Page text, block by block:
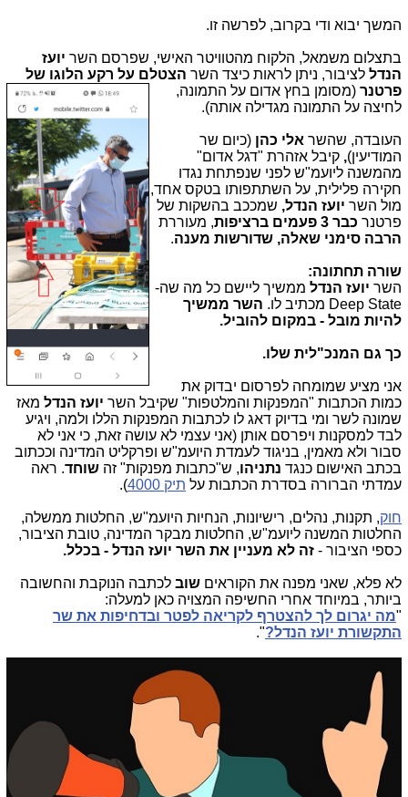
המשך יבוא ודי בקרוב, לפרשה זו.
בתצלום משמאל, הלקוח מהטוויטר האישי, שפרסם השר יועז
הנדל לציבור, ניתן לראות כיצד השר הצטלם על רקע הלוגו של
פרטנר (מסומן בחץ אדום על התמונה,
לחיצה על התמונה מגדילה אותה).
העובדה, שהשר אלי כהן (כיום שר
המודיעין), קיבל אזהרת "דגל אדום"
מהמשנה ליועמ"ש לפני שנפתחת נגדו
חקירה פלילית, על השתתפותו בטקס אחד,
מול השר יועז הנדל, שמככב בהשקות של
פרטנר כבר 3 פעמים ברציפות
, מעוררת
הרבה סימני שאלה, שדורשות מענה.
שורה תחתונה:
השר יועז הנדל ממשיך ליישם כל מה שה-
Deep State מכתיב לו.
השר ממשיך
להיות מובל - במקום להוביל.
כך גם המנכ"לית שלו.
אני מציע שמומחה לפרסום יבדוק את
כמות הכתבות "המפנקות והמלטפות" שקיבל השר יועז הנדל מאז
שמונה לשר ומי בדיוק דאג לו לכתבות המפנקות הללו ולמה, ויגיע
לבד למסקנות ויפרסם אותן (אני עצמי לא עושה זאת, כי אני לא
סבור ולא מאמין, בניגוד לעמדת היועמ"ש ופרקליט המדינה וככתוב
בכתב האישום כנגד נתניהו, ש"כתבות מפנקות" זה שוחד. ראה
עמדתי הברורה בסדרת הכתבות על תיק 4000 ).
חוק, תקנות, נהלים, רישיונות, הנחיות היועמ"ש, החלטות ממשלה,
החלטות המשנה ליועמ"ש, החלטות מבקר המדינה, טובת הציבור,
כספי הציבור - זה לא מעניין את השר יועז הנדל - בכלל.
לא פלא, שאני מפנה את הקוראים שוב לכתבה הנוקבת והחשובה
ביותר, במיוחד אחרי החשיפה המצויה כאן למעלה:
"מה יגרום לך להצטרף לקריאה לפטר ובדחיפות את שר
התקשורת יועז הנדל?".